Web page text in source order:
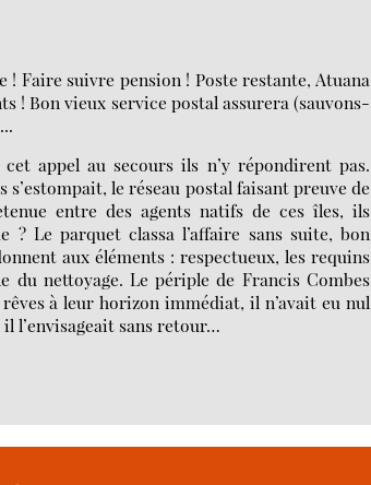
Faire suivre pension ! Poste restante, Atuana
! Bon vieux service postal assurera (sauvons-
appel au secours ils n’y répondirent pas.
le réseau postal faisant preuve de
entre des agents natifs de ces îles, ils
? Le parquet classa l’affaire sans suite, bon
aux éléments : respectueux, les requins
du nettoyage. Le périple de Francis Combes
à leur horizon immédiat, il n’avait eu nul
il l’envisageait sans retour…